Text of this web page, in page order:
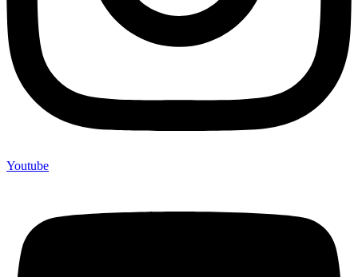
Youtube